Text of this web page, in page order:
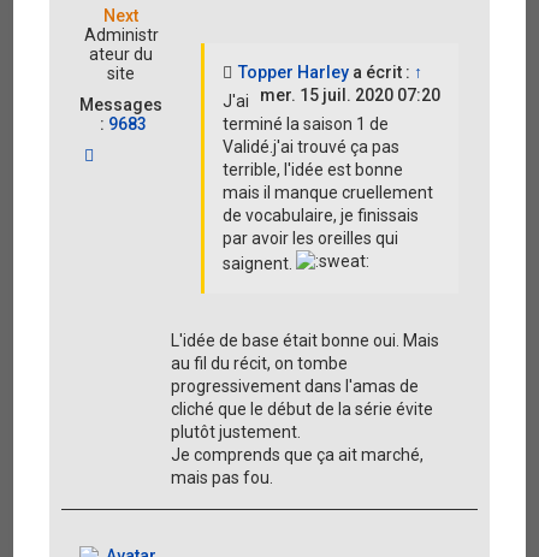
Next
Administr
ateur du
site
Messages
: 9683
Topper Harleya écrit : ↑
mer. 15 juil. 2020 07:20
J'ai
terminé la saison 1 de
Validé.j'ai trouvé ça pas
terrible, l'idée est bonne
mais il manque cruellement
de vocabulaire, je finissais
par avoir les oreilles qui
saignent.
L'idée de base était bonne oui. Mais
au fil du récit, on tombe
progressivement dans l'amas de
cliché que le début de la série évite
plutôt justement.
Je comprends que ça ait marché,
mais pas fou.